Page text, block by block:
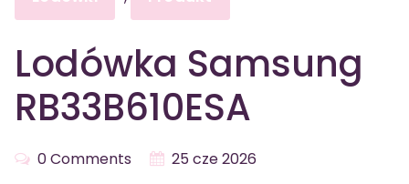
Lodówka Samsung
RB33B610ESA
0 Comments 25 cze 2026